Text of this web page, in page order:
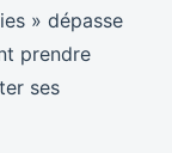
» dépasse
prendre
ses